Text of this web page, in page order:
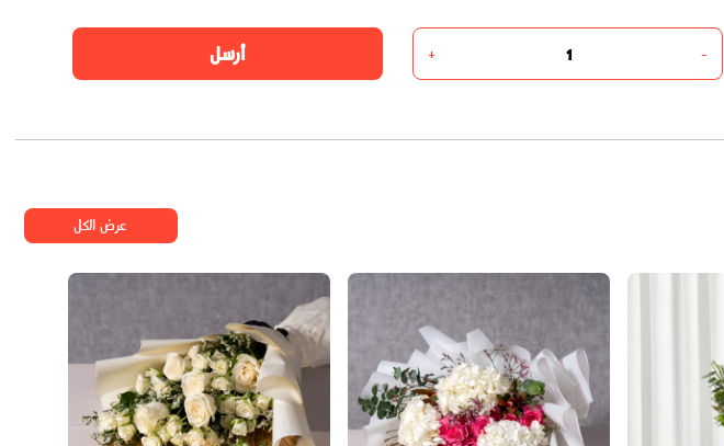
-
+ أرسل
عرض الكل